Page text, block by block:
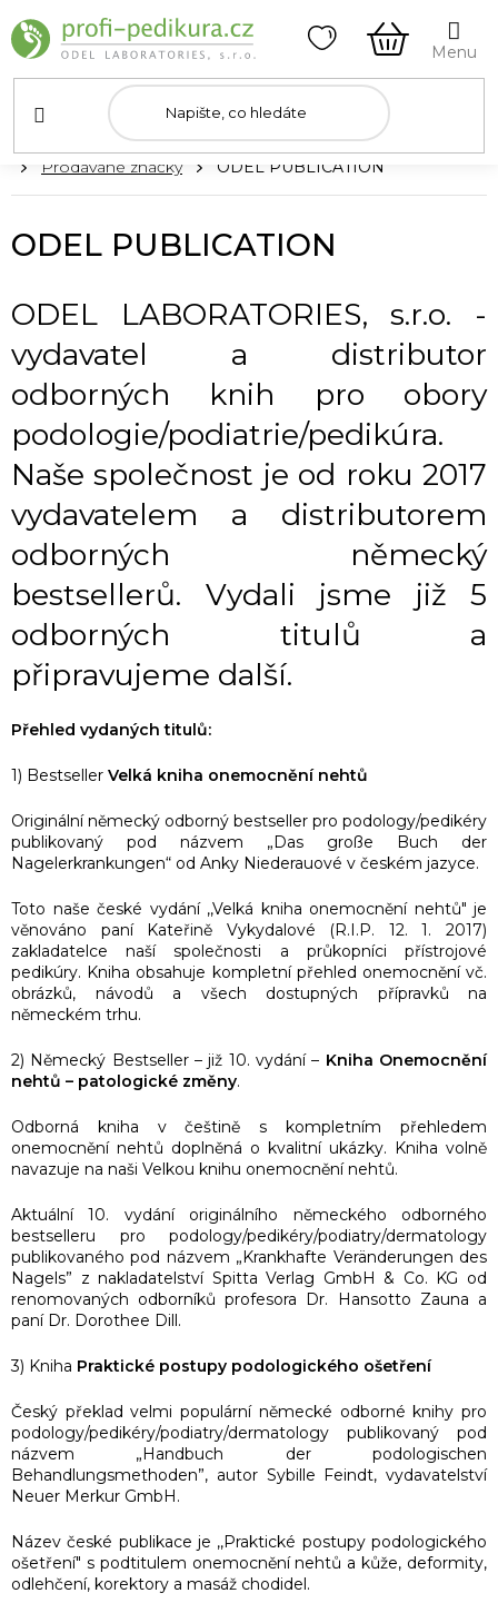
na
obsah
NÁKUPNÍ
KOŠÍK
DomůProdávané značky ODEL PUBLICATION
ODEL PUBLICATION
ODEL LABORATORIES, s.r.o. -
vydavatel a distributor
odborných knih pro obory
podologie/podiatrie/pedikúra.
Naše společnost je od roku 2017
vydavatelem a distributorem
odborných německý
bestsellerů. Vydali jsme již 5
odborných titulů a
připravujeme další.
Přehled vydaných titulů:
1) Bestseller Velká kniha onemocnění nehtů
Originální německý odborný bestseller pro podology/pedikéry
publikovaný pod názvem „Das große Buch der
Nagelerkrankungen“ od Anky Niederauové v českém jazyce.
Toto naše české vydání ,,Velká kniha onemocnění nehtů" je
věnováno paní Kateřině Vykydalové (R.I.P. 12. 1. 2017)
zakladatelce naší společnosti a průkopníci přístrojové
pedikúry. Kniha obsahuje kompletní přehled onemocnění vč.
obrázků, návodů a všech dostupných přípravků na
německém trhu.
2) Německý Bestseller – již 10. vydání – Kniha Onemocnění
nehtů – patologické změny.
Odborná kniha v češtině s kompletním přehledem
onemocnění nehtů doplněná o kvalitní ukázky. Kniha volně
navazuje na naši Velkou knihu onemocnění nehtů.
Aktuální 10. vydání originálního německého odborného
bestselleru pro podology/pedikéry/podiatry/dermatology
publikovaného pod názvem „Krankhafte Veränderungen des
Nagels” z nakladatelství Spitta Verlag GmbH & Co. KG od
renomovaných odborníků profesora Dr. Hansotto Zauna a
paní Dr. Dorothee Dill.
3) Kniha Praktické postupy podologického ošetření
Český překlad velmi populární německé odborné knihy pro
podology/pedikéry/podiatry/dermatology publikovaný pod
názvem „Handbuch der podologischen
Behandlungsmethoden”, autor Sybille Feindt, vydavatelství
Neuer Merkur GmbH.
Název české publikace je ,,Praktické postupy podologického
ošetření" s podtitulem onemocnění nehtů a kůže, deformity,
odlehčení, korektory a masáž chodidel.